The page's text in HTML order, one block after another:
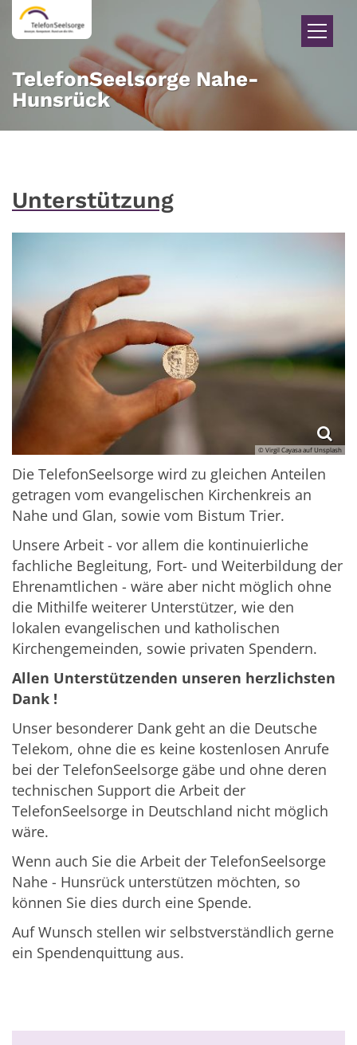
Zum Inhalt springen
TelefonSeelsorge Nahe-
Hunsrück
Unterstützung
© Virgil Cayasa auf Unsplash
Die TelefonSeelsorge wird zu gleichen Anteilen
getragen vom evangelischen Kirchenkreis an
Nahe und Glan, sowie vom Bistum Trier.
Unsere Arbeit - vor allem die kontinuierliche
fachliche Begleitung, Fort- und Weiterbildung der
Ehrenamtlichen - wäre aber nicht möglich ohne
die Mithilfe weiterer Unterstützer, wie den
lokalen evangelischen und katholischen
Kirchengemeinden, sowie privaten Spendern.
Allen Unterstützenden unseren herzlichsten
Dank !
Unser besonderer Dank geht an die Deutsche
Telekom, ohne die es keine kostenlosen Anrufe
bei der TelefonSeelsorge gäbe und ohne deren
technischen Support die Arbeit der
TelefonSeelsorge in Deutschland nicht möglich
wäre.
Wenn auch Sie die Arbeit der TelefonSeelsorge
Nahe - Hunsrück unterstützen möchten, so
können Sie dies durch eine Spende.
Auf Wunsch stellen wir selbstverständlich gerne
ein Spendenquittung aus.